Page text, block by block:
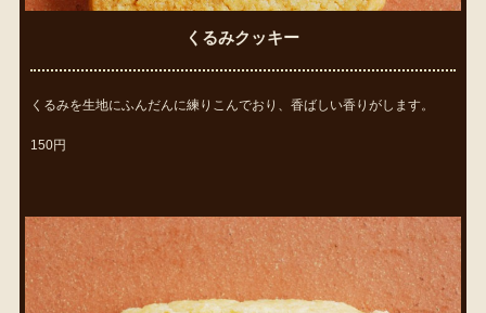
くるみクッキー
くるみを生地にふんだんに練りこんでおり、香ばしい香りがします。
150円